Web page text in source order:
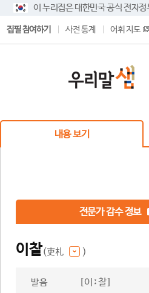
이 누리집은 대한민국 공식 전자
집필 참여하기 사전 통계 어휘 지도
내용 보기
전문가 감수 정보
이찰(吏札 )
발음 [이ː찰]